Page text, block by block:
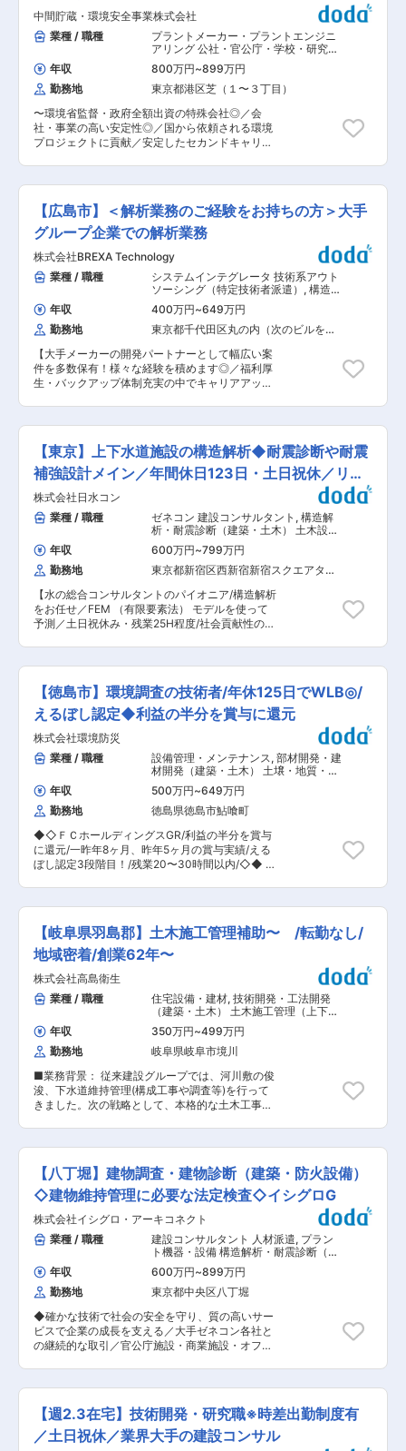
門知識も身につけていただきます。） ■組織構
成： 現役の営業プレイヤーが30名 【定着率】
88％（過去10年間の中途採用者 全数16名 退職
土日祝休み完全週休2日制/ワークライフバランス
◎ ・業界のリーディングカンパニーです。抜群の
知名度を誇ります。 ・有休休暇平均取得日数13.7
日／平均勤続年数13.8年 ・努力、成長が正当に反
映される独自の評価制度／キャリア形成の為の面
談 ■当社の魅力： ・業界のリーディングカンパ
発力も高く、常にお客様が必要とされる製品を世
に送り出しています。 ・公共事業9割／18年黒字
に興味があったりそれに通じる趣味を持っている
方には親しみやすい仕事です！ 変更の範囲：無
り、サステナブルな社会の実現に貢献できるポジ
ションです。 ■業務詳細 ・船員の配乗計画や習
熟訓練の立案、管理（船員手配は委託先が実施、
当社は管理業務を担当） ・国内外法令を遵守した
運航体制の検討、船舶稼働管理（法的調査や契約
業務は専門家へ委託） ・船舶関連証明書類の申
請・保有・返納等の管理（手続きは海事代理人へ
委託、当社は管理主体） ・船舶保険管理、海外稼
働時の法令・規制調査（現地調査は
ShippingAgentに委託、当社は内容確認・管理）
■組織構成 洋上風力事業本部配属。国内土木・建
築・海外事業との連携が強く、部門を越えた協働
再生可能エネルギー分野の先端に携わり、日本の
脱炭素社会実現に貢献できます。 ■教育体制
OJTや専門研修、自己啓発支援金制度で継続的な
成長をサポートします。 ■就業環境 完全週休2日
制・充実の福利厚生。寮・社宅制度や健康診断、
各種休暇制度が整っています。 ■想定されるキャ
リアパス 将来的には運航管理責任者やプロジェク
トマネージャー、海外拠点統括など幅広いキャリ
ア形成が可能です。 ■企業の特徴/魅力 長年培っ
た高度な海上土木技術を基盤にサステナブルな社
会インフラ構築を推進しています。 変更の範囲：
会社の定める業務
中間貯蔵・環境安全事業株式会社
業種 / 職種
プラントメーカー・プラントエンジニ
アリング 公社・官公庁・学校・研究施
設, 技術開発・工法開発（建築・土木）
土壌・地質・地盤調査
年収 800万円~899万円
勤務地
東京都港区芝（１〜３丁目）
〜環境省監督・政府全額出資の特殊会社◎／会
社・事業の高い安定性◎／国から依頼される環境
プロジェクトに貢献／安定したセカンドキャリア
域内に貯蔵・保管中の除去土壌、飛灰およびスラ
グ等を対象とした再生利用推進等に係る企画・運
営等の業務をご担当いただきます。 ■就業環境：
・年間休日123日／土日祝日休み ・毎週水曜日、
給与・賞与支給日を「定時退社日」と設定 ※時間
外勤務時間や長時間勤務者の削減に向けた取り組
みを推進中 ■組織構成： 政府全額出資である経
営基盤と社会貢献事業の高い安定性から50〜60
代のベテラン世代が多数中途入社しております。
平均年齢は58歳と高めの水準ですが、モチベーシ
ョン向上や社内報の発行など、コミュニケーショ
ン強化の施策を充実させています。 ＜中間貯蔵・
環境安全事業株式会社について＞ ■同社の概要に
ついて： 同社は、「中間貯蔵・環境安全事業株式
会社法」に基づき、国の全額出資により設立され
た特殊会社です。監督官庁は環境省です。株式会
事業について ◇中間貯蔵事業◇ 福島県の復興に
向けて環境省の委託により、平成26年に福島県で
発生した放射性物質に汚染された土壌等を、安全
に貯蔵・管理するための中間貯蔵施設の整備と管
理運営を行っております。中間貯蔵施設は東京電
力福島第一原子力発電所を取り囲む場所に整備さ
の下、約30年間処分がなされず保管を余儀なくさ
れていたPCB廃棄物の処理事業を行っておりま
す。全国数箇所において、PCB廃棄物の広域的な
処理施設を設置し、地方公共団体、大企業及び中
小企業等の保管事業者から委託を受けて処理事業
を行っております。 変更の範囲：会社の定める業
【広島市】＜解析業務のご経験をお持ちの方＞大手
グループ企業での解析業務
株式会社BREXA Technology
業種 / 職種
システムインテグレータ 技術系アウト
ソーシング（特定技術者派遣） , 構造解
析・耐震診断（建築・土木） 解析・調
査
年収 400万円~649万円
勤務地
東京都千代田区丸の内（次のビルを除
【大手メーカーの開発パートナーとして幅広い案
件を多数保有！様々な経験を積めます◎／福利厚
生・バックアップ体制充実の中でキャリアアップ
のご経験をお持ちの方、ぜひご応募下さい。 ■業
務内容： 工場設備の解析業務をご担当いただきま
す。 スキルに合わせて、下記のような解析業務を
ご担当いただきます。 ◇構造解析業務 ◇振動解
析業務 ◇熱流体解析業務 ◇衝撃・塑性加工解析
業務 ◇電磁界解析業務 ◇地盤解析業務 ■使用ツ
ール： Nastran、Abaqus、ANSYS、SAP2000
など ■職場環境や魅力： ◇賞与年2回、時間外手
当（1分単位）、各種手当（家族、赴任等）が支
給 ◇スキル、経験年数、年齢等も考慮し、話し合
いの上で決定 ◇充実の福利厚生 交通費支給あ
り、資格取得支援・手当あり、寮、社宅、住宅手
当あり、UIターン支援ありなど ■充実した教育制
度／入社後のフォロー体制充実： ◇人事育成制
度…等級制度の定義と連動したカリキュラム体型
の導入。 ◇キャリアサポート制度…定期的にカジ
環境を改善。 ◇人事考課制度…目標達成を適性に
処遇へ反映されることを有能感を高め、自立でき
る人財を育成できる制度。 変更の範囲：会社の定
める業務
【東京】上下水道施設の構造解析◆耐震診断や耐震
補強設計メイン／年間休日123日・土日祝休／リモ
ート可
株式会社日水コン
業種 / 職種
ゼネコン 建設コンサルタント , 構造解
析・耐震診断（建築・土木） 土木設
計・測量（上下水道）
年収 600万円~799万円
勤務地
東京都新宿区西新宿新宿スクエアタワ
【水の総合コンサルタントのパイオニア/構造解析
をお任せ／FEM （有限要素法） モデルを使って
予測／土日祝休み・残業25H程度/社会貢献性の高
す。 特に耐震診断や耐震補強設計をメインとなり
ます。 水管橋、PCタンク、上下水道施設の構造
解析、近接施工による影響検討(対JR、対地下鉄
など)、温度ひび割れ解析などをお任せする想定で
す。 ■使用ソフト例： FORUM8：Engineer`s
Studio、WCOMD Studio等 MIDAS IT JAPAN：
FAE NX、midas Civil、SoilWorks、GTS NS等
CTC伊藤忠テクノソリューションズ：Soil Pius、
FINAL、KASETSU-5X等 JIPテクノサイエンス：
DIANA、TDAPⅢ等 その他液状化解析コード：
FLIP、LIQCA ■組織体制 ・10名程度 ※半数が中
途での入社となり大手ゼネコンで研究職のご経験
をお持ちの方などが入社しております。 ■当ポジ
ションの魅力 当ポジションは浄水場や下水処理場
など社会インフラの耐震診断・耐震設計に携わ
り、人々の生活を支える高い社会貢献性を実感す
戦略部門と連携しながら新技術開発にも挑戦可能
です。 ■働き方： 当社は働き方改革に意欲的に
取り組んでいます。土日祝休み、年間休日123日
に加え「仕事とプライベートをバランスよく両立
するメリハリある働き方」をめざして、会社を挙
げて残業時間を削減しています。 ■当社の魅力：
私たちの生活に欠かせない水道・下水道・河川な
どの水インフラ事業をプランニングする水環境の
コンサルタントです。案件は官公庁によるものが
多く、堅調に業績を拡大しています。今後さらに
組織拡大していくうえで、「人と組織が成長する
ステージ」であると捉えており、プロジェクト公
募制導入や、タレントマネジメントの導入、社員
うことにより、社員の「働きがい」を高め、組織
の活性化につなげていこうとしています。 変更の
【徳島市】環境調査の技術者/年休125日でWLB◎/
えるぼし認定◆利益の半分を賞与に還元
株式会社環境防災
業種 / 職種
設備管理・メンテナンス, 部材開発・建
材開発（建築・土木） 土壌・地質・地
盤調査
年収 500万円~649万円
勤務地
徳島県徳島市鮎喰町
◆◇ＦＣホールディングスGR/利益の半分を賞与
に還元/一昨年8ヶ月、昨年5ヶ月の賞与実績/える
ぼし認定3段階目！/残業20〜30時間以内/◇◆ ■
をメインでご担当頂きます。民間のお客様からの
依頼が多く、水質調査は定期的な実施が必要なた
め業績安定です。 【当社への期待】南海トラフ巨
大地震やインフラ老朽化のリスクも高まってきて
おり、「防災」面での当社への期待も大きくなっ
てきています。また、SDGsなど環境についても
注目されており、重要な役割である業務となって
います。 ■魅力情報： ・賞与制度： 会社の方針
として、利益の半分は社員に賞与として還元する
制度があり、一昨年は8ヶ月、昨年は5ヶ月の賞与
が支給されました。 ・働きやすい環境： えるぼ
し認定の3段階目を取得しており、残業も20〜30
時間以内で、働きやすい環境です。 ・業務体制：
一つの事業部に集中し兼任業務はありません。毎
週工程会議で業務の偏りを防ぐ体制が整っていま
す。 ・研修制度の充実： 資格取得支援、学位取
機会を提供します。 ・業績安定： 定期的な水質
調査の依頼が多く、安定した業績を誇ります。 ・
社会貢献： SDGsや防災対策など、社会的に重要
な役割を担う業務です。 ■研修制度の充実 資格
取得支援/学位取得支援/高卒・高専卒者への大学
夜間コース通学支援/国内研修/技術研修会などを
（20代〜30代7名、40代9名、50代7名） ■資格
者情報 平均年齢：43歳 《主な技術資格取得者
数》技術士15名、RCCM47名、環境計量士6名、
作業環境測定士5名、コンクリート診断士2名ほか
■当社について 当社の環境事業部では、建設会社
などからのご依頼で水質調査を実施しています。
使し、常に正確なデータを提供。河川等の環境基
準や排水基準との比較、建築物飲料水の水質把握
河川水等の環境水分析、下水道流入水/放流水の分
析、建設工事に伴う井戸分布調査及び地下水の分
析 など
【岐阜県羽島郡】土木施工管理補助〜 /転勤なし/
地域密着/創業62年〜
株式会社高島衛生
業種 / 職種
住宅設備・建材, 技術開発・工法開発
（建築・土木） 土木施工管理（上下水
道）
年収 350万円~499万円
勤務地
岐阜県岐阜市境川
■業務背景： 従来建設グループでは、河川敷の俊
浚、下水道維持管理(構成工事や調査等)を行って
きました。次の戦略として、本格的な土木工事へ
うリーダーが施工管理を兼務しており、改革が進
められない状態となっています。そのため土木施
工管理のできる方を募集することとしました。 資
格をお持ちでなくとも施工管理のご経験をお持ち
の方であれば、業務を通して資格取得をしながら
キャリアを積み上げていきます。 ■業務内容：
以下、施工管理業務の補助的な役割からスタート
頂けます。 ・顧客と施工計画の打ち合わせ ・工
程管理、現場スタッフへの指示 ・品質安全管理、
工程管理 ・ICT等の新技術の活用の推進 ■当社の
魅力： ・1958年から60年以上、岐阜／羽島エリ
アの廃棄物処理、水路等の清掃、下水道維持管理
に携わってきました。笠松町や岐南町を始め、周
辺の市町村から委託を受けている安定した企業で
す。 ・年齢や社歴に関わらず、実力次第で昇進が
可能です。実際に、30歳の課長や40代の部長も
雰囲気があります。ロボットを使った下水道の点
検など、最新技術を導入しています。 ・年2回
（6月、12月）の食事会を行うなど、定期的なイ
【八丁堀】建物調査・建物診断（建築・防火設備）
◇建物維持管理に必要な法定検査◇イシグロG
株式会社イシグロ・アーキコネクト
業種 / 職種
建設コンサルタント 人材派遣, プラン
ト機器・設備 構造解析・耐震診断（建
築・土木）
年収 600万円~899万円
勤務地
東京都中央区八丁堀
◆確かな技術で社会の安全を守り、質の高いサー
ビスで企業の成長を支える／大手ゼネコン各社と
の継続的な取引／官公庁施設・商業施設・オフィ
建築基準法に基づく法定検査を通じて建物の安全
性を確保する仕事です。 建築物の安全性や長寿命
化を図るため、法令に基づく点検・調査や、修繕
設計・計画などを行い、建物の資産価値維持や安
全をお届けします。 ■業務詳細 ・建築設備検査
【週2.3在宅】技術開発・研究職※時差出勤制度有
／土日祝休／業界大手の建設コンサル